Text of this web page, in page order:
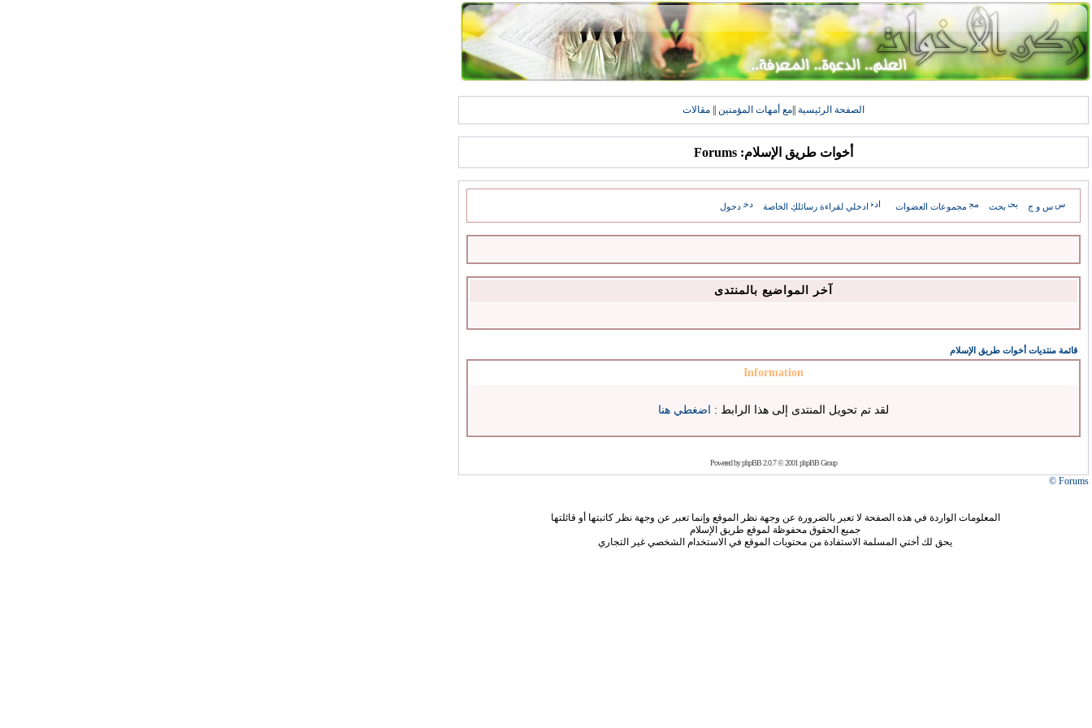
الصفحة الرئيسية مع أمهات المؤمنين مقالات
أخوات طريق الإسلام: Forums
س و ج بحث مجموعات العضوات ادخلي لقراءة رسائلكِ الخاصة دخول
آخر المواضيع بالمنتدى
قائمة منتديات أخوات طريق الإسلام
Information
لقد تم تحويل المنتدى إلى هذا الرابط : اضغطي هنا
Powered byphpBB2.0.7 © 2001 phpBB Group
Forums ©
المعلومات الواردة في هذه الصفحة لا تعبر بالضرورة عن وجهة نظر الموقع وإنما تعبر عن وجهة نظر كاتبتها أو قائلتها
جميع الحقوق محفوظة لموقع طريق الإسلام
يحق لك أختي المسلمة الاستفادة من محتويات الموقع في الاستخدام الشخصي غير التجاري